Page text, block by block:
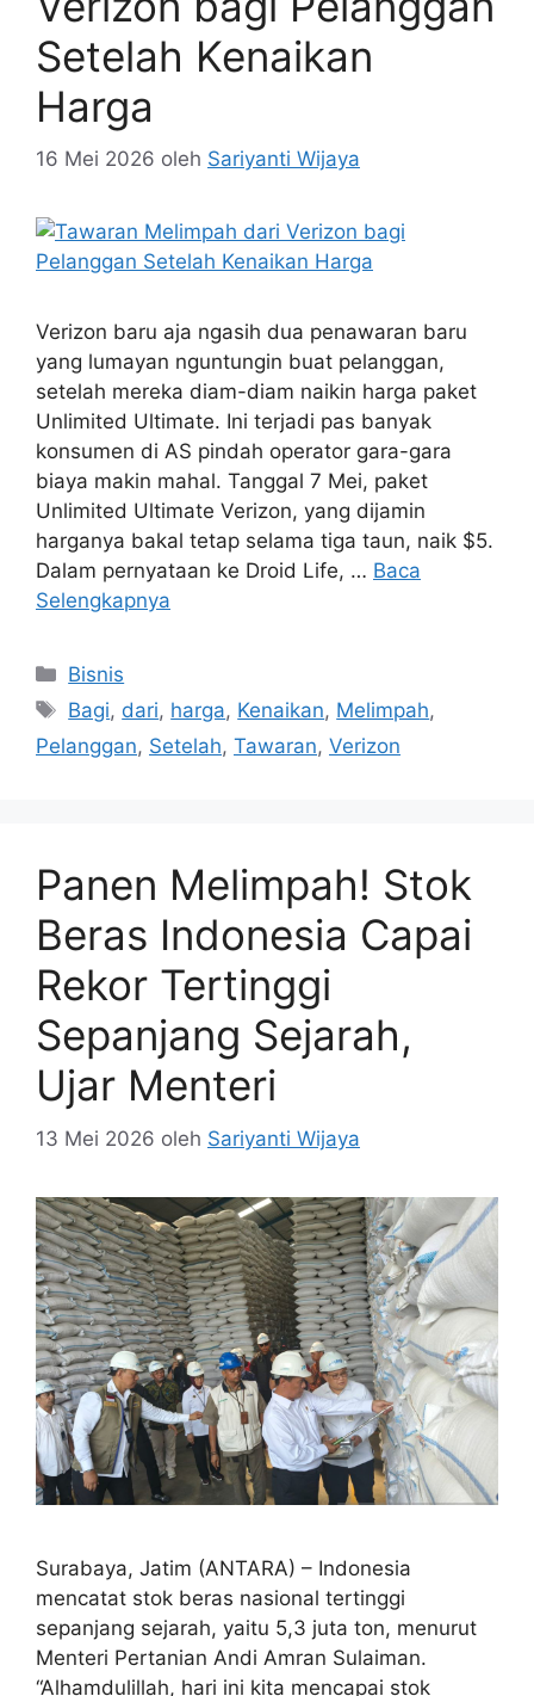
Setelah Kenaikan
Harga
16 Mei 2026 oleh Sariyanti Wijaya
Verizon baru aja ngasih dua penawaran baru
yang lumayan nguntungin buat pelanggan,
setelah mereka diam-diam naikin harga paket
Unlimited Ultimate. Ini terjadi pas banyak
konsumen di AS pindah operator gara-gara
biaya makin mahal. Tanggal 7 Mei, paket
Unlimited Ultimate Verizon, yang dijamin
harganya bakal tetap selama tiga taun, naik $5.
Dalam pernyataan ke Droid Life, … Baca
Selengkapnya
Kategori
Bisnis
Tag
Bagi, dari, harga, Kenaikan, Melimpah,
Pelanggan, Setelah, Tawaran, Verizon
Panen Melimpah! Stok
Beras Indonesia Capai
Rekor Tertinggi
Sepanjang Sejarah,
Ujar Menteri
13 Mei 2026 oleh Sariyanti Wijaya
Surabaya, Jatim (ANTARA) – Indonesia
mencatat stok beras nasional tertinggi
sepanjang sejarah, yaitu 5,3 juta ton, menurut
Menteri Pertanian Andi Amran Sulaiman.
“Alhamdulillah, hari ini kita mencapai stok